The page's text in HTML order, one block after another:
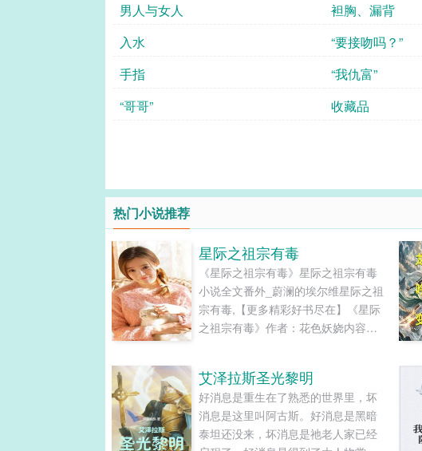
男人与女人
袒胸、漏背
入水
“要接吻吗？”
手指 “我仇富”
“哥哥”
收藏品
热门小说推荐
星际之祖宗有毒
《星际之祖宗有毒》星际之祖宗有毒
小说全文番外_蔚澜的埃尔维星际之祖
宗有毒,【更多精彩好书尽在】《星际
之祖宗有毒》作者：花色妖娆内容简
有毒全文阅读拥有诡异记忆和传承功
法的伪萝莉，重生于大星际时代5047
年的废物处理星。所谓废物处理星便
是定期玩自焚的垃圾处理站。不想被
艾泽拉斯圣光黎明
好消息是重生在了熟悉的世界里，坏
消息是这里叫阿古斯。好消息是黑暗
泰坦还没来，坏消息是祂老人家已经